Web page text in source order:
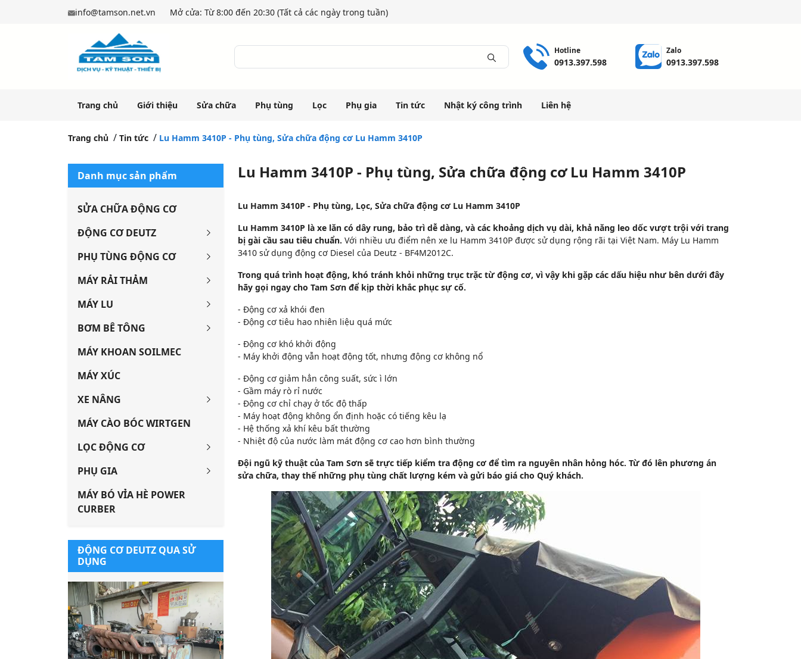
info@tamson.net.vn Mở cửa: Từ 8:00 đến 20:30 (Tất cả các ngày trong tuần)
Hotline
0913.397.598
Zalo
0913.397.598
Trang chủ Giới thiệu Sửa chữa Phụ tùng Lọc Phụ gia Tin tức Nhật ký công trình Liên hệ
Trang chủ Tin tức Lu Hamm 3410P - Phụ tùng, Sửa chữa động cơ Lu Hamm 3410P
Danh mục sản phẩm
SỬA CHỮA ĐỘNG CƠ
ĐỘNG CƠ DEUTZ
PHỤ TÙNG ĐỘNG CƠ
MÁY RẢI THẢM
MÁY LU
BƠM BÊ TÔNG
MÁY KHOAN SOILMEC
MÁY XÚC
XE NÂNG
MÁY CÀO BÓC WIRTGEN
LỌC ĐỘNG CƠ
PHỤ GIA
MÁY BÓ VỈA HÈ POWER
CURBER
ĐỘNG CƠ DEUTZ QUA SỬ
DỤNG
Lu Hamm 3410P - Phụ tùng, Sửa chữa động cơ Lu Hamm 3410P
Lu Hamm 3410P - Phụ tùng, Lọc, Sửa chữa động cơ Lu Hamm 3410P
Lu Hamm 3410P là xe lăn có dây rung, bảo trì dễ dàng, và các khoảng dịch vụ dài, khả năng leo dốc vượt trội với trang
bị gài cầu sau tiêu chuẩn. Với nhiều ưu điểm nên xe lu Hamm 3410P được sử dụng rộng rãi tại Việt Nam. Máy Lu Hamm
3410 sử dụng động cơ Diesel của Deutz - BF4M2012C.
Trong quá trình hoạt động, khó tránh khỏi những trục trặc từ động cơ, vì vậy khi gặp các dấu hiệu như bên dưới đây
hãy gọi ngay cho Tam Sơn để kịp thời khắc phục sự cố.
- Động cơ xả khói đen
- Động cơ tiêu hao nhiên liệu quá mức
- Động cơ khó khởi động
- Máy khởi động vẫn hoạt động tốt, nhưng động cơ không nổ
- Động cơ giảm hẳn công suất, sức ì lớn
- Gầm máy rò rỉ nước
- Động cơ chỉ chạy ở tốc độ thấp
- Máy hoạt động không ổn định hoặc có tiếng kêu lạ
- Hệ thống xả khí kêu bất thường
- Nhiệt độ của nước làm mát động cơ cao hơn bình thường
Đội ngũ kỹ thuật của Tam Sơn sẽ trực tiếp kiểm tra động cơ để tìm ra nguyên nhân hỏng hóc. Từ đó lên phương án
sửa chữa, thay thế những phụ tùng chất lượng kém và gửi báo giá cho Quý khách.